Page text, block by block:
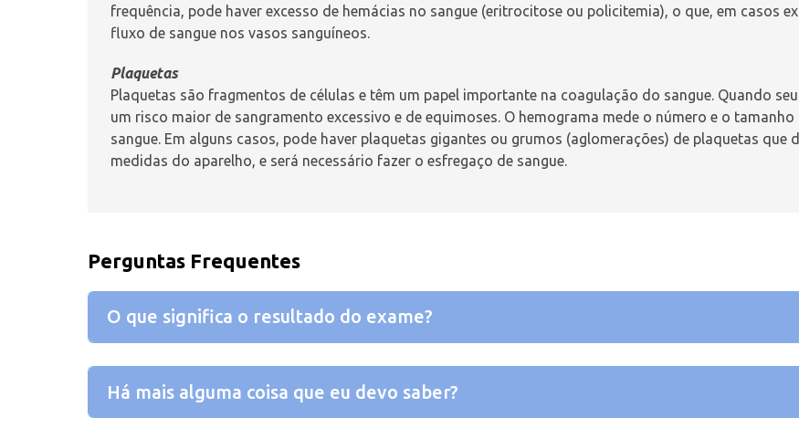
frequência, pode haver excesso de hemácias no sangue (eritrocitose ou policitemia), o que, em casos
fluxo de sangue nos vasos sanguíneos.
Plaquetas
Plaquetas são fragmentos de células e têm um papel importante na coagulação do sangue. Quando
um risco maior de sangramento excessivo e de equimoses. O hemograma mede o número e o
sangue. Em alguns casos, pode haver plaquetas gigantes ou grumos (aglomerações) de plaquetas que
medidas do aparelho, e será necessário fazer o esfregaço de sangue.
Perguntas Frequentes
O que significa o resultado do exame?
Há mais alguma coisa que eu devo saber?